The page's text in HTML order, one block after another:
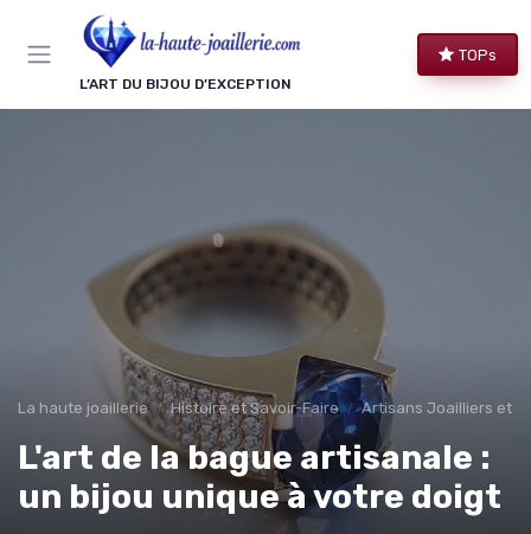
L’ART DU BIJOU D’EXCEPTION
TOPs
La haute joaillerie Histoire et Savoir-Faire Artisans Joailliers et
L'art de la bague artisanale :
un bijou unique à votre doigt
Panneau de gestion des cookies